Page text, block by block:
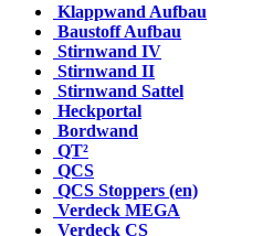
Klappwand Aufbau
Baustoff Aufbau
Stirnwand IV
Stirnwand II
Stirnwand Sattel
Heckportal
Bordwand
QT²
QCS
QCS Stoppers (en)
Verdeck MEGA
Verdeck CS